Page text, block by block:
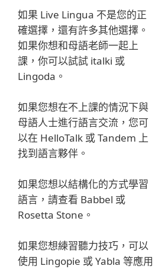
如果 Live Lingua 不是您的正
確選擇，還有許多其他選擇。
如果你想和母語老師一起上
課，你可以試試 italki 或
Lingoda。
如果您想在不上課的情況下與
母語人士進行語言交流，您可
以在 HelloTalk 或 Tandem 上
找到語言夥伴。
如果您想以結構化的方式學習
語言，請查看 Babbel 或
Rosetta Stone。
如果您想練習聽力技巧，可以
使用 Lingopie 或 Yabla 等應用